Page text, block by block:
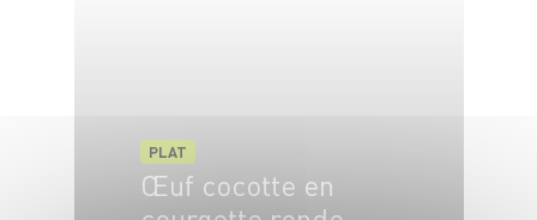
PLAT
Œuf cocotte en